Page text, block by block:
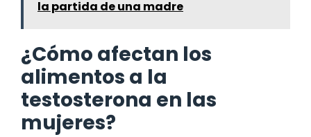
la partida de una madre
¿Cómo afectan los
alimentos a la
testosterona en las
mujeres?